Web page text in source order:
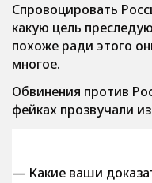
Спровоцировать
какую цель
похоже ради этого
многое.
Обвинения против
фейках прозвучали
— Какие ваши